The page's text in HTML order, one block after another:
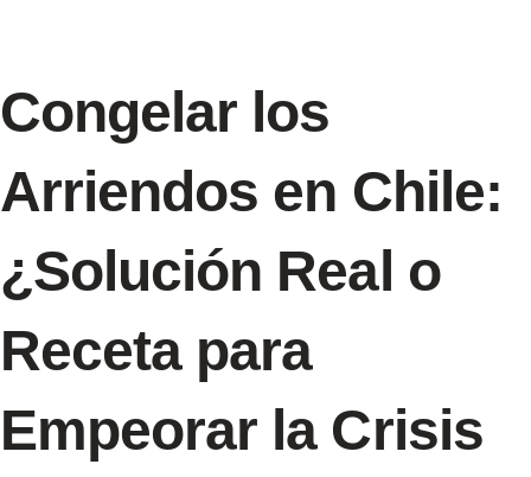
Congelar los
Arriendos en Chile:
¿Solución Real o
Receta para
Empeorar la Crisis